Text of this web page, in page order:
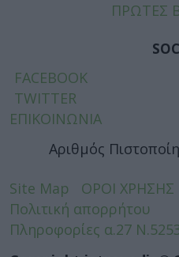
ΠΡΩΤΕΣ
FACEBOOK
TWITTER
ΕΠΙΚΟΙΝΩΝΙΑ
Αριθμός
Site Map ΟΡΟΙ ΧΡΗΣΗΣ
Πολιτική απορρήτου
Πληροφορίες α.27